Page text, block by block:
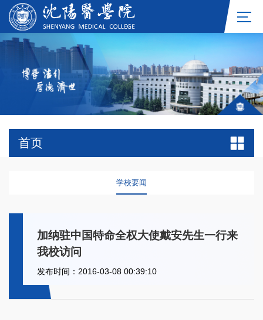
首页
学校要闻
加纳驻中国特命全权大使戴安先生一行来
我校访问
发布时间：2016-03-08 00:39:10